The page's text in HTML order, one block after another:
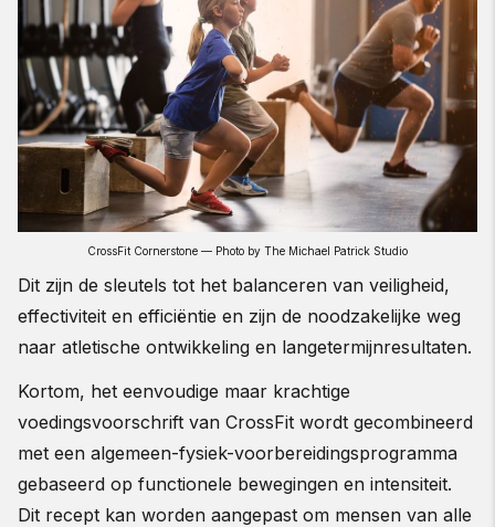
CrossFit Cornerstone — Photo by The Michael Patrick Studio
Dit zijn de sleutels tot het balanceren van veiligheid,
effectiviteit en efficiëntie en zijn de noodzakelijke weg
naar atletische ontwikkeling en langetermijnresultaten.
Kortom, het eenvoudige maar krachtige
voedingsvoorschrift van CrossFit wordt gecombineerd
met een algemeen-fysiek-voorbereidingsprogramma
gebaseerd op functionele bewegingen en intensiteit.
Dit recept kan worden aangepast om mensen van alle